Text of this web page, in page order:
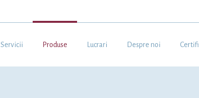
Servicii Produse Lucrari Despre noi